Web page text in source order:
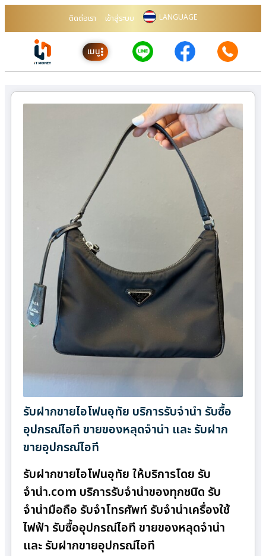
ติดต่อเรา เข้าสู่ระบบ LANGUAGE
เมนู
รับฝากขายไอโฟนอุทัย บริการรับจำนำ รับซื้อ
อุปกรณ์ไอที ขายของหลุดจำนำ และ รับฝาก
ขายอุปกรณ์ไอที
รับฝากขายไอโฟนอุทัย ให้บริการโดย รับ
จํานํา.com บริการรับจำนำของทุกชนิด รับ
จำนำมือถือ รับจำโทรศัพท์ รับจำนำเครื่องใช้
ไฟฟ้า รับซื้ออุปกรณ์ไอที ขายของหลุดจำนำ
และ รับฝากขายอุปกรณ์ไอที